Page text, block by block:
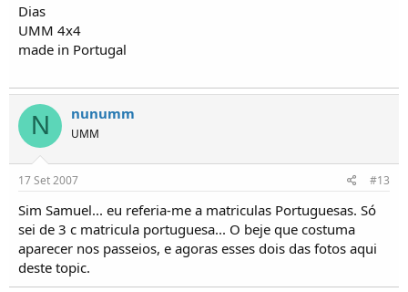
Dias
UMM 4x4
made in Portugal
N nunumm
UMM
17 Set 2007 #13
Sim Samuel... eu referia-me a matriculas Portuguesas. Só
sei de 3 c matricula portuguesa... O beje que costuma
aparecer nos passeios, e agoras esses dois das fotos aqui
deste topic.